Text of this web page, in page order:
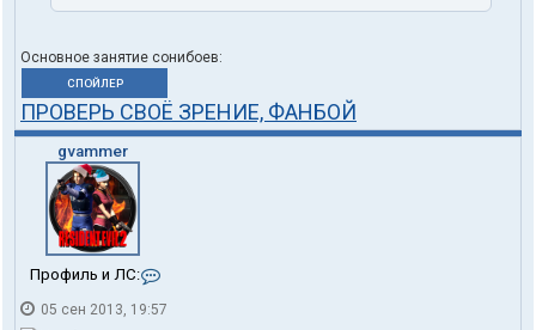
Основное занятие сонибоев:
СПОЙЛЕР
ПРОВЕРЬ СВОЁ ЗРЕНИЕ, ФАНБОЙ
gvammer
Профиль и ЛС:
н
05 сен 2013, 19:57